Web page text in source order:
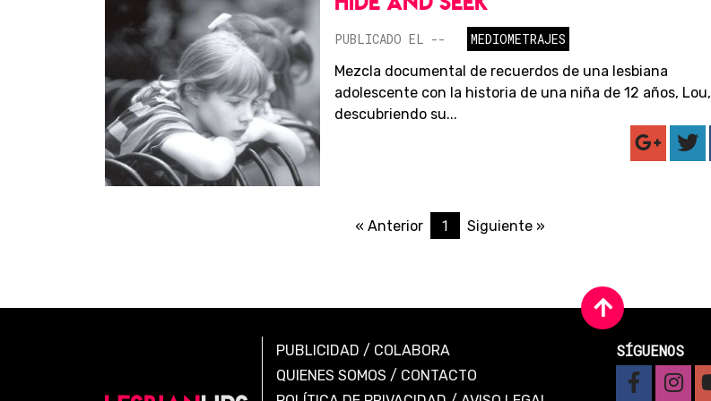
PUBLICADO EL --
MEDIOMETRAJES
Mezcla documental de recuerdos de una lesbiana
adolescente con la historia de una niña de 12 años, Lou,
descubriendo su...
« Anterior 1 Siguiente »
PUBLICIDAD / COLABORA
QUIENES SOMOS / CONTACTO
SÍGUENOS